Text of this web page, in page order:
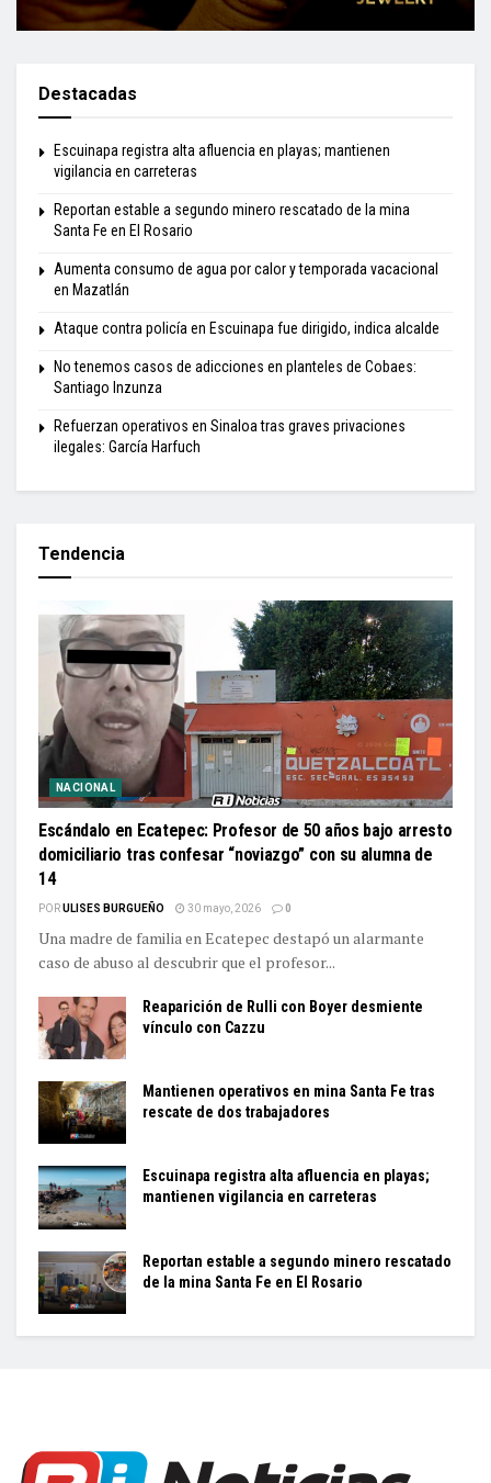
Destacadas
Escuinapa registra alta afluencia en playas; mantienen
vigilancia en carreteras
Reportan estable a segundo minero rescatado de la mina
Santa Fe en El Rosario
Aumenta consumo de agua por calor y temporada vacacional
en Mazatlán
Ataque contra policía en Escuinapa fue dirigido, indica alcalde
No tenemos casos de adicciones en planteles de Cobaes:
Santiago Inzunza
Refuerzan operativos en Sinaloa tras graves privaciones
ilegales: García Harfuch
Tendencia
NACIONAL
Escándalo en Ecatepec: Profesor de 50 años bajo arresto
domiciliario tras confesar “noviazgo” con su alumna de
14
PORULISES BURGUEÑO 30 mayo, 2026 0
Una madre de familia en Ecatepec destapó un alarmante
caso de abuso al descubrir que el profesor...
Reaparición de Rulli con Boyer desmiente
vínculo con Cazzu
Mantienen operativos en mina Santa Fe tras
rescate de dos trabajadores
Escuinapa registra alta afluencia en playas;
mantienen vigilancia en carreteras
Reportan estable a segundo minero rescatado
de la mina Santa Fe en El Rosario